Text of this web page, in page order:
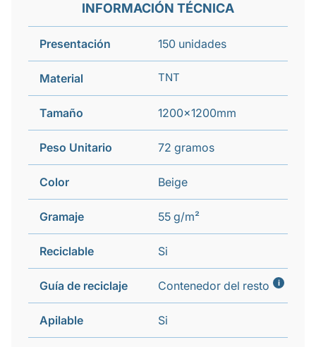
INFORMACIÓN TÉCNICA
Presentación 150 unidades
Material TNT
Tamaño 1200x1200mm
Peso Unitario 72 gramos
Color Beige
Gramaje 55 g/m²
Reciclable Si
Guía de reciclaje Contenedor del resto i
Apilable Si